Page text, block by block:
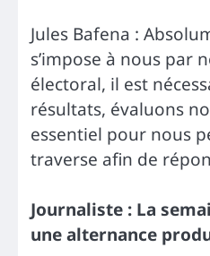
Jules Bafena :
s’impose à nous par
électoral, il est
résultats, évaluons
essentiel pour nous
traverse afin de
Journaliste : La
une alternance